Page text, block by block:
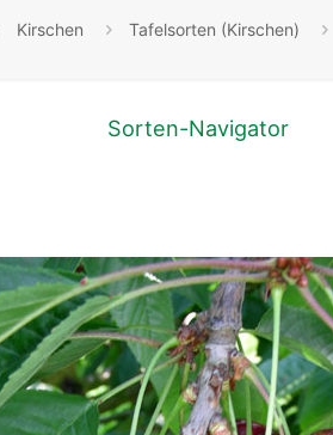
Kirschen Tafelsorten (Kirschen)
Sorten-Navigator